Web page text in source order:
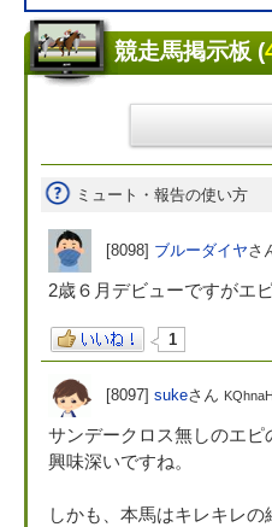
競走馬掲示板 (
ミュート・報告の使い方
[8098] ブルーダイヤさ
2歳６月デビューですがエ
1
[8097] sukeさん
サンデークロス無しのエ
興味深いですね。
しかも、本馬はキレキレ